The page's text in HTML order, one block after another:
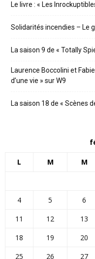
Le livre : « Les
Solidarités incendies – Le
La saison 9 de « Totally
Laurence Boccolini et
d’une vie » sur W9
La saison 18 de « Scènes
L M M
4
5 6
11
12 13
18
19 20
25
26 27